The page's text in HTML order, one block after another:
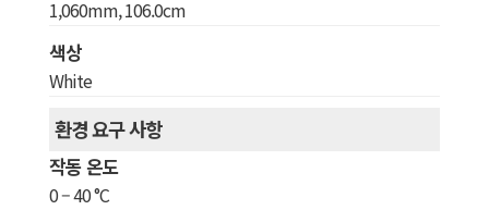
1,060mm, 106.0cm
색상
White
환경 요구 사항
작동 온도
0 – 40 °C